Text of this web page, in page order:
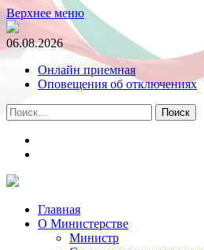
Верхнее меню
06.08.2026
Онлайн приемная
Оповещения об отключениях
Найти:
Главная
О Министерстве
Министр